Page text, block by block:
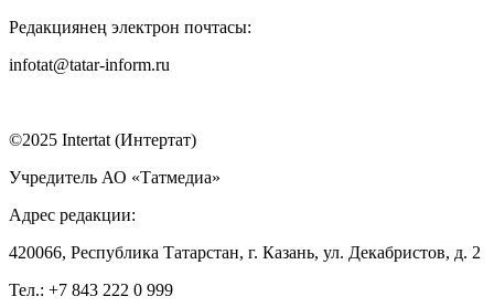
Редакциянең электрон почтасы:
infotat@tatar-inform.ru
©2025 Intertat (Интертат)
Учредитель АО «Татмедиа»
Адрес редакции:
420066, Республика Татарстан, г. Казань, ул. Декабристов, д. 2
Тел.: +7 843 222 0 999